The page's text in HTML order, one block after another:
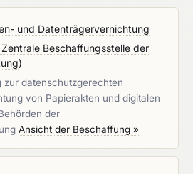
und Datenträgervernichtung
Beschaffungsstelle der
)
zur datenschutzgerechten
von Papierakten und digitalen
der
Ansicht der Beschaffung »